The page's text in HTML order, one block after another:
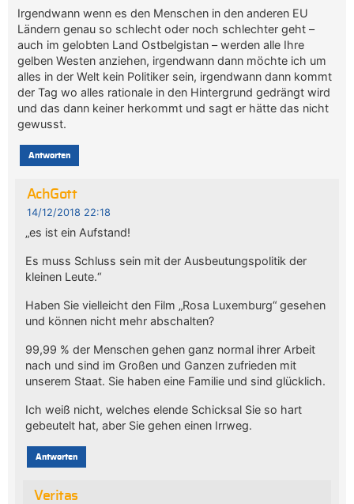
Irgendwann wenn es den Menschen in den anderen EU
Ländern genau so schlecht oder noch schlechter geht –
auch im gelobten Land Ostbelgistan – werden alle Ihre
gelben Westen anziehen, irgendwann dann möchte ich um
alles in der Welt kein Politiker sein, irgendwann dann kommt
der Tag wo alles rationale in den Hintergrund gedrängt wird
und das dann keiner herkommt und sagt er hätte das nicht
gewusst.
Antworten
AchGott
14/12/2018 22:18
„es ist ein Aufstand!
Es muss Schluss sein mit der Ausbeutungspolitik der
kleinen Leute.“
Haben Sie vielleicht den Film „Rosa Luxemburg“ gesehen
und können nicht mehr abschalten?
99,99 % der Menschen gehen ganz normal ihrer Arbeit
nach und sind im Großen und Ganzen zufrieden mit
unserem Staat. Sie haben eine Familie und sind glücklich.
Ich weiß nicht, welches elende Schicksal Sie so hart
gebeutelt hat, aber Sie gehen einen Irrweg.
Antworten
Veritas